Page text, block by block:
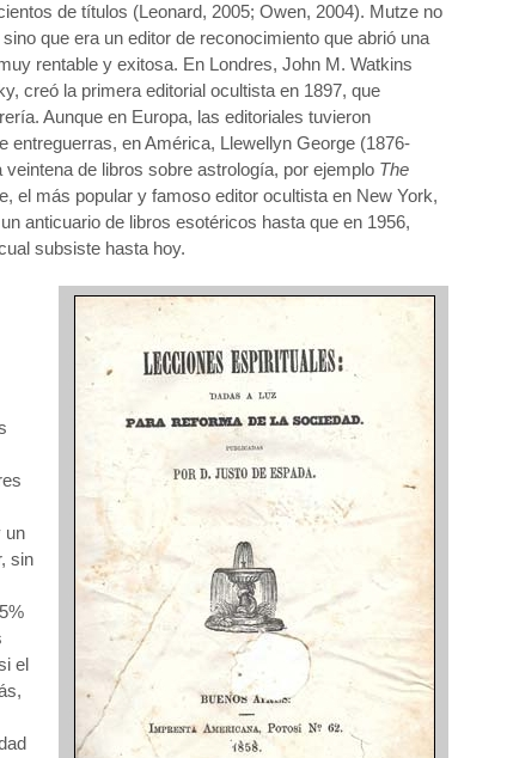
de títulos (Leonard, 2005; Owen, 2004). Mutze no
que era un editor de reconocimiento que abrió una
rentable y exitosa. En Londres, John M. Watkins
creó la primera editorial ocultista en 1897, que
Aunque en Europa, las editoriales tuvieron
entreguerras, en América, Llewellyn George (1876-
de libros sobre astrología, por ejemplo The
el más popular y famoso editor ocultista en New York,
anticuario de libros esotéricos hasta que en 1956,
subsiste hasta hoy.
un
sin
el